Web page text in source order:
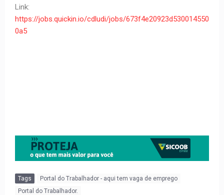
Link:
https://jobs.quickin.io/cdludi/jobs/673f4e20923d530014550
0a5
Tags
Portal do Trabalhador - aqui tem vaga de emprego
Portal do Trabalhador.